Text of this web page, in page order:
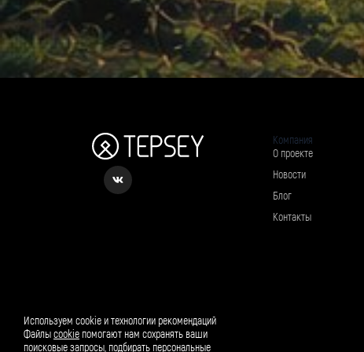
Компания
О проекте
Новости
Блог
Контакты
Рассылка о вкусном и полезном
Используем cookie и технологии рекомендаций
Файлыcookie помогают нам сохранять ваши
поисковые запросы, подбирать персональные